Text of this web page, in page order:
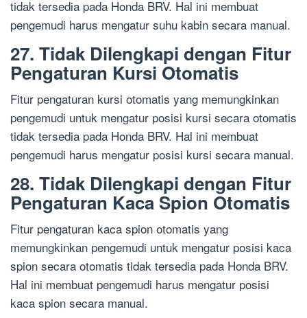
tidak tersedia pada Honda BRV. Hal ini membuat
pengemudi harus mengatur suhu kabin secara manual.
27. Tidak Dilengkapi dengan Fitur
Pengaturan Kursi Otomatis
Fitur pengaturan kursi otomatis yang memungkinkan
pengemudi untuk mengatur posisi kursi secara otomatis
tidak tersedia pada Honda BRV. Hal ini membuat
pengemudi harus mengatur posisi kursi secara manual.
28. Tidak Dilengkapi dengan Fitur
Pengaturan Kaca Spion Otomatis
Fitur pengaturan kaca spion otomatis yang
memungkinkan pengemudi untuk mengatur posisi kaca
spion secara otomatis tidak tersedia pada Honda BRV.
Hal ini membuat pengemudi harus mengatur posisi
kaca spion secara manual.